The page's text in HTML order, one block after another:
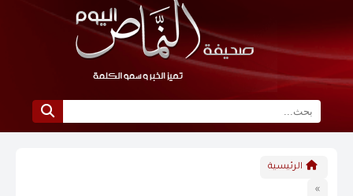
نبذة عن النماص
الرئيسية
»